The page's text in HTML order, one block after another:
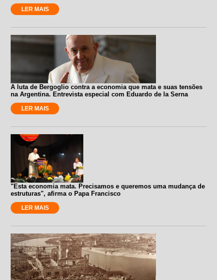
LER MAIS
A luta de Bergoglio contra a economia que mata e suas tensões
na Argentina. Entrevista especial com Eduardo de la Serna
LER MAIS
"Esta economia mata. Precisamos e queremos uma mudança de
estruturas", afirma o Papa Francisco
LER MAIS